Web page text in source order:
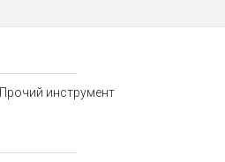
Прочий инструмент